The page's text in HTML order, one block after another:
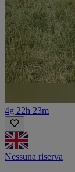
4g 22h 23m
Nessuna riserva